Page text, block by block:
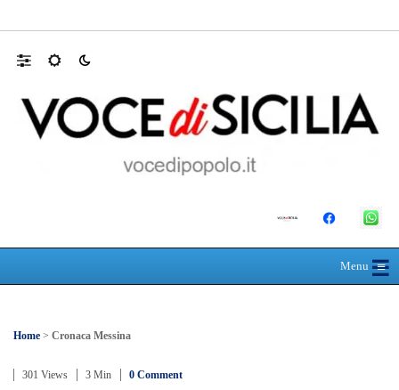
Menu≡
☰
Home > Cronaca Messina
301 Views 3 Min 0 Comment